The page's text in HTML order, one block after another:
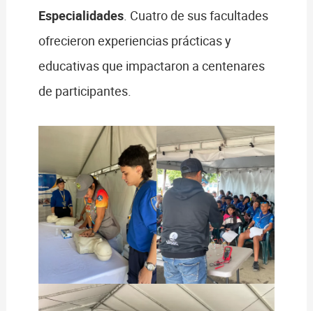
Especialidades. Cuatro de sus facultades
ofrecieron experiencias prácticas y
educativas que impactaron a centenares
de participantes.